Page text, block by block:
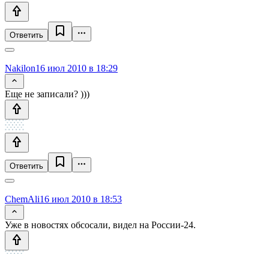
Ответить
Nakilon16 июл 2010 в 18:29
Еще не записали? )))
Ответить
ChemAli16 июл 2010 в 18:53
Уже в новостях обсосали, видел на России-24.